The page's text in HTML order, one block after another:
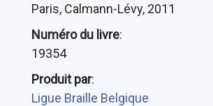
Paris, Calmann-Lévy, 2011
Numéro du livre:
19354
Produit par:
Ligue Braille Belgique